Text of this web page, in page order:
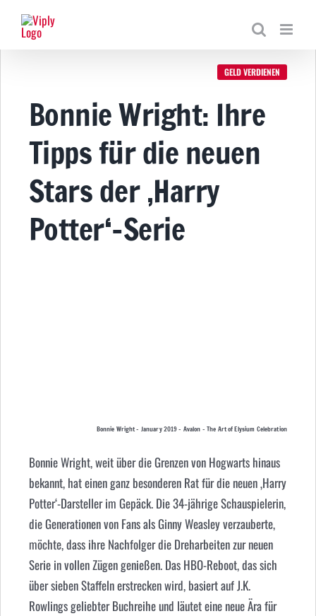
Inhalt
springen
GELD VERDIENEN
Bonnie Wright: Ihre
Tipps für die neuen
Stars der ‚Harry
Potter‘-Serie
Bonnie Wright – January 2019 – Avalon – The Art of Elysium Celebration
Bonnie Wright, weit über die Grenzen von Hogwarts hinaus
bekannt, hat einen ganz besonderen Rat für die neuen ‚Harry
Potter‘-Darsteller im Gepäck. Die 34-jährige Schauspielerin,
die Generationen von Fans als Ginny Weasley verzauberte,
möchte, dass ihre Nachfolger die Dreharbeiten zur neuen
Serie in vollen Zügen genießen. Das HBO-Reboot, das sich
über sieben Staffeln erstrecken wird, basiert auf J.K.
Rowlings geliebter Buchreihe und läutet eine neue Ära für